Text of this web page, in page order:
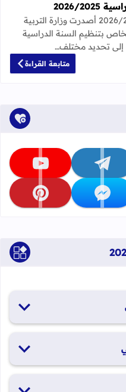
2025
مقرر تنظيم السنة الدراسية 2026/2025 أصدرت وزارة التربية
بتنظيم السنة الدراسية
متابعة القراءة
تابعنا على telegram تابعنا على youtube
تابعنا على messenger تابعنا على pinterest